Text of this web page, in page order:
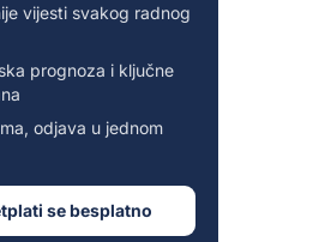
vijesti svakog radnog
prognoza i ključne
odjava u jednom
se besplatno